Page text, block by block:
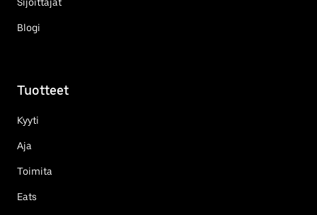
Blogi
Tuotteet
Kyyti
Aja
Toimita
Eats